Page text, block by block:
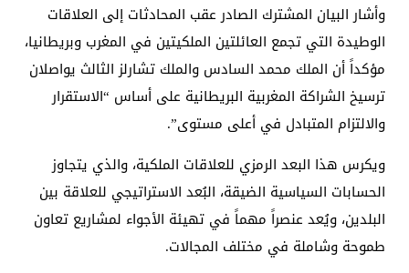
وأشار البيان المشترك الصادر عقب المحادثات إلى العلاقات
الوطيدة التي تجمع العائلتين الملكيتين في المغرب وبريطانيا،
مؤكداً أن الملك محمد السادس والملك تشارلز الثالث يواصلان
ترسيخ الشراكة المغربية البريطانية على أساس “الاستقرار
والالتزام المتبادل في أعلى مستوى”.
ويكرس هذا البعد الرمزي للعلاقات الملكية، والذي يتجاوز
الحسابات السياسية الضيقة، البُعد الاستراتيجي للعلاقة بين
البلدين، ويُعد عنصراً مهماً في تهيئة الأجواء لمشاريع تعاون
طموحة وشاملة في مختلف المجالات.